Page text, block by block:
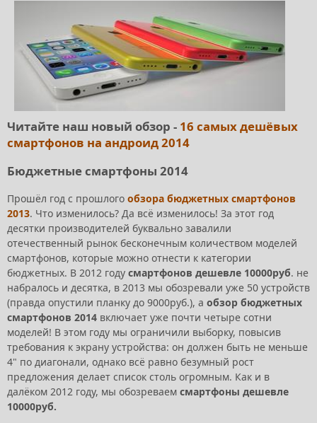
Читайте наш новый обзор - 16 самых дешёвых
смартфонов на андроид 2014
Бюджетные смартфоны 2014
Прошёл год с прошлого обзора бюджетных смартфонов
2013. Что изменилось? Да всё изменилось! За этот год
десятки производителей буквально завалили
отечественный рынок бесконечным количеством моделей
смартфонов, которые можно отнести к категории
бюджетных. В 2012 году смартфонов дешевле 10000руб. не
набралось и десятка, в 2013 мы обозревали уже 50 устройств
(правда опустили планку до 9000руб.), а обзор бюджетных
смартфонов 2014 включает уже почти четыре сотни
моделей! В этом году мы ограничили выборку, повысив
требования к экрану устройства: он должен быть не меньше
4" по диагонали, однако всё равно безумный рост
предложения делает список столь огромным. Как и в
далёком 2012 году, мы обозреваем смартфоны дешевле
10000руб.